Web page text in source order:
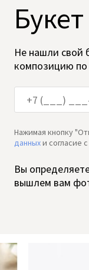
Не нашли свой
композицию
Нажимая кнопку
данныхи согласие
Вы
вышлем вам